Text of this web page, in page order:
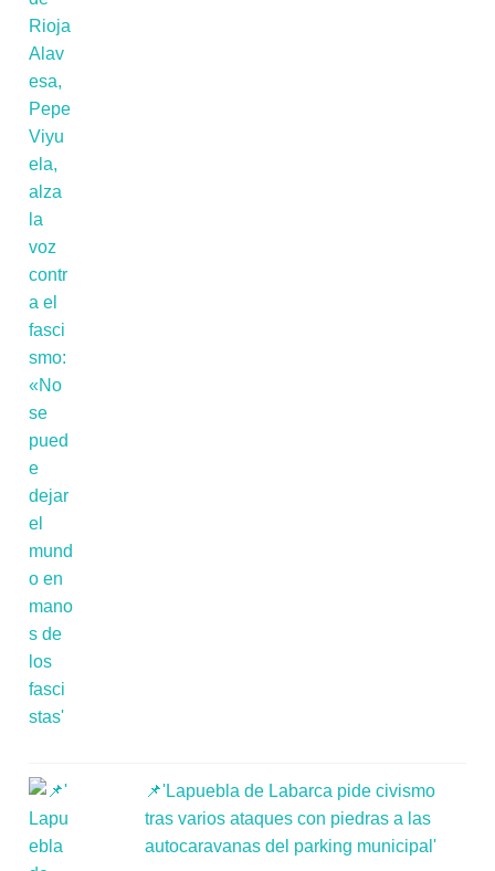
📌'Lapuebla de Labarca pide civismo
tras varios ataques con piedras a las
autocaravanas del parking municipal'